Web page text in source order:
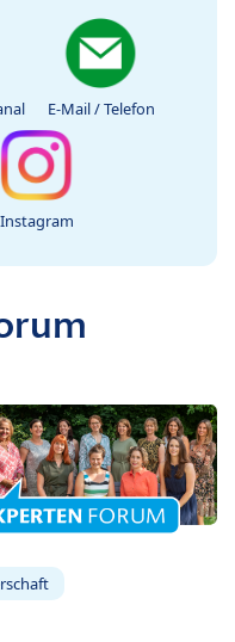
E-Mail / Telefon
Instagram